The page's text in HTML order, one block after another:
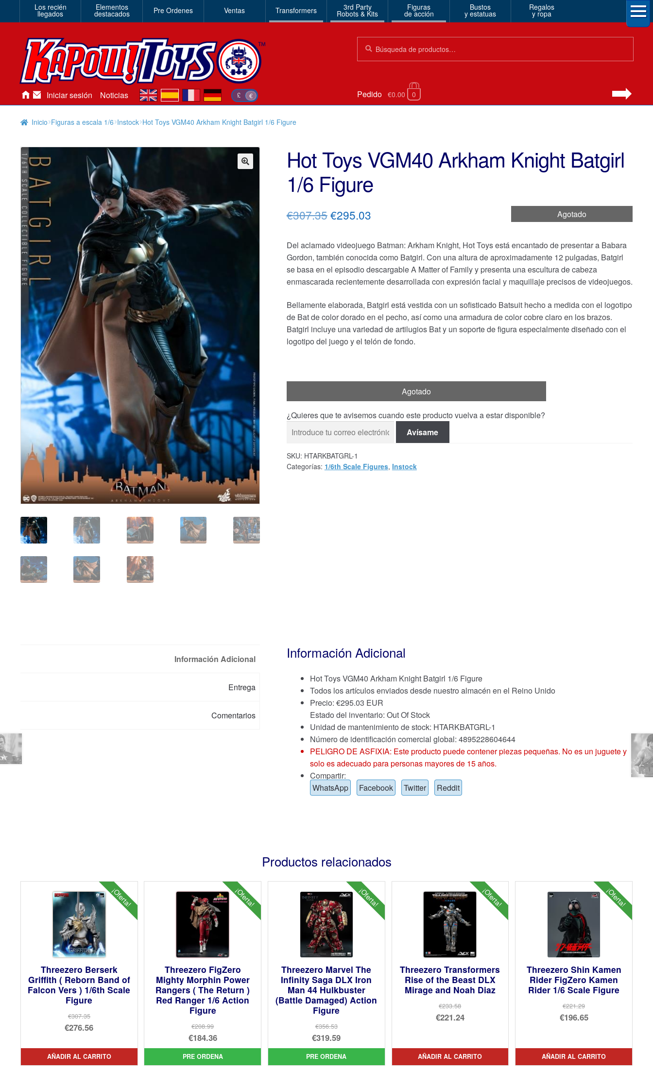
Los recién
llegados
Elementos
destacados Pre Ordenes Ventas Transformers 3rd Party
Robots & Kits
Figuras
de acción
Bustos
y estatuas
Regalos
y ropa
Iniciar sesión Noticias £ €
en es de Pedido €0.00 0
Inicio Figuras a escala 1/6 Instock Hot Toys VGM40 Arkham Knight Batgirl 1/6 Figure
Hot Toys VGM40 Arkham Knight Batgirl
1/6 Figure
Agotado
€307.35El
original
era:
€307.35.
€295.03El
actual
es:
€295.03.
Del aclamado videojuego Batman: Arkham Knight, Hot Toys está encantado de presentar a Babara
Gordon, también conocida como Batgirl. Con una altura de aproximadamente 12 pulgadas, Batgirl
se basa en el episodio descargable A Matter of Family y presenta una escultura de cabeza
enmascarada recientemente desarrollada con expresión facial y maquillaje precisos de videojuegos.
Bellamente elaborada, Batgirl está vestida con un sofisticado Batsuit hecho a medida con el logotipo
de Bat de color dorado en el pecho, así como una armadura de color cobre claro en los brazos.
Batgirl incluye una variedad de artilugios Bat y un soporte de figura especialmente diseñado con el
logotipo del juego y el telón de fondo.
Agotado
¿Quieres que te avisemos cuando este producto vuelva a estar disponible?
Avísame
SKU: HTARKBATGRL-1
Categorías: 1/6th Scale Figures, Instock
Información Adicional
Entrega
Comentarios
Información Adicional
Hot Toys VGM40 Arkham Knight Batgirl 1/6 Figure
Todos los artículos enviados desde nuestro almacén en el Reino Unido
Precio: €295.03 EUR
Estado del inventario: Out Of Stock
Unidad de mantenimiento de stock: HTARKBATGRL-1
Número de identificación comercial global: 4895228604644
PELIGRO DE ASFIXIA: Este producto puede contener piezas pequeñas. No es un juguete y
solo es adecuado para personas mayores de 15 años.
Compartir:
WhatsApp
Facebook Twitter Reddit
Productos relacionados
¡Oferta!
Threezero Berserk
Griffith ( Reborn Band of
Falcon Vers ) 1/6th Scale
Figure
€307.35
El
original
era:
€276.56
precio
actual
AÑADIR AL CARRITO
¡Oferta!
Threezero FigZero
Mighty Morphin Power
Rangers ( The Return )
Red Ranger 1/6 Action
Figure
€208.99
El
precio
original
€184.36
El
precio
PRE ORDENA
¡Oferta!
Threezero Marvel The
Infinity Saga DLX Iron
Man 44 Hulkbuster
(Battle Damaged) Action
Figure
€356.53
El
precio
original
€319.59
El
precio
PRE ORDENA
¡Oferta!
Threezero Transformers
Rise of the Beast DLX
Mirage and Noah Diaz
€233.58
El
era:
€233.58.
€221.24
actual
es:
AÑADIR AL CARRITO
¡Oferta!
Threezero Shin Kamen
Rider FigZero Kamen
Rider 1/6 Scale Figure
€221.29
El
era:
€221.29.
€196.65
actual
es:
AÑADIR AL CARRITO